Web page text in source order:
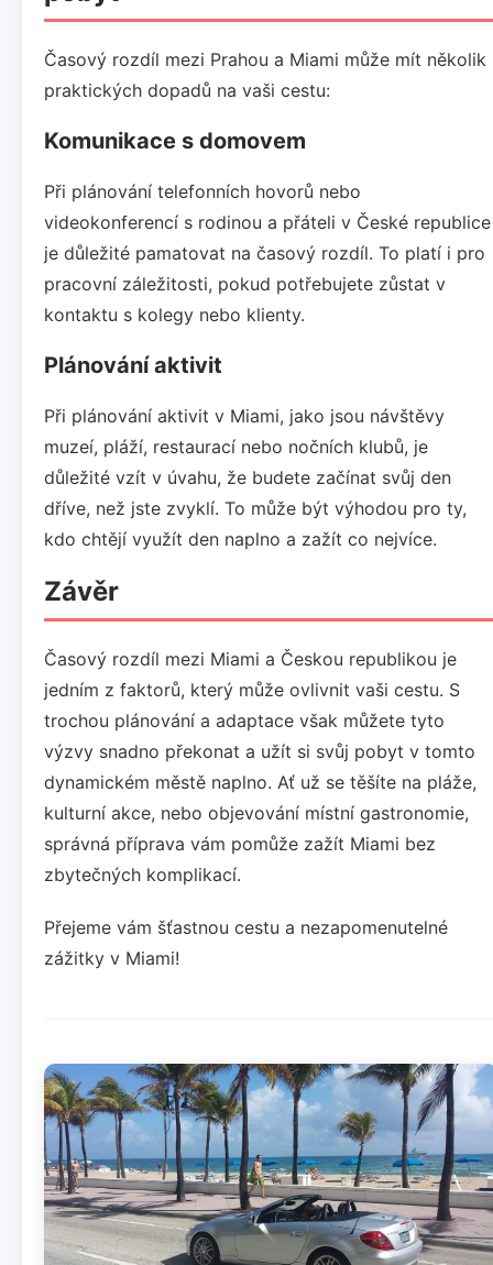
Časový rozdíl mezi Prahou a Miami může mít několik
praktických dopadů na vaši cestu:
Komunikace s domovem
Při plánování telefonních hovorů nebo
videokonferencí s rodinou a přáteli v České republice
je důležité pamatovat na časový rozdíl. To platí i pro
pracovní záležitosti, pokud potřebujete zůstat v
kontaktu s kolegy nebo klienty.
Plánování aktivit
Při plánování aktivit v Miami, jako jsou návštěvy
muzeí, pláží, restaurací nebo nočních klubů, je
důležité vzít v úvahu, že budete začínat svůj den
dříve, než jste zvyklí. To může být výhodou pro ty,
kdo chtějí využít den naplno a zažít co nejvíce.
Závěr
Časový rozdíl mezi Miami a Českou republikou je
jedním z faktorů, který může ovlivnit vaši cestu. S
trochou plánování a adaptace však můžete tyto
výzvy snadno překonat a užít si svůj pobyt v tomto
dynamickém městě naplno. Ať už se těšíte na pláže,
kulturní akce, nebo objevování místní gastronomie,
správná příprava vám pomůže zažít Miami bez
zbytečných komplikací.
Přejeme vám šťastnou cestu a nezapomenutelné
zážitky v Miami!